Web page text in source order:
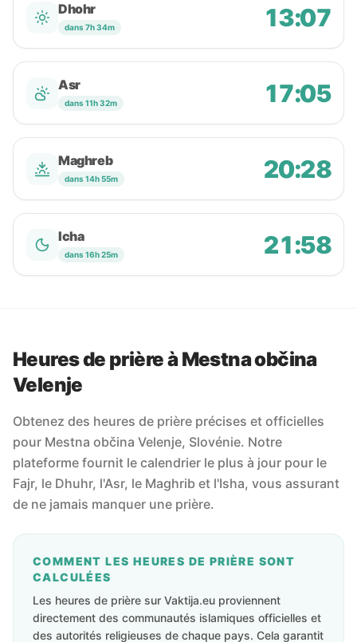
Dhohr
dans 7h 34m 13:07
Asr
dans 11h 32m 17:05
Maghreb
dans 14h 55m 20:28
Icha
dans 16h 25m 21:58
Heures de prière à Mestna občina
Velenje
Obtenez des heures de prière précises et officielles
pour Mestna občina Velenje, Slovénie. Notre
plateforme fournit le calendrier le plus à jour pour le
Fajr, le Dhuhr, l'Asr, le Maghrib et l'Isha, vous assurant
de ne jamais manquer une prière.
COMMENT LES HEURES DE PRIÈRE SONT
CALCULÉES
Les heures de prière sur Vaktija.eu proviennent
directement des communautés islamiques officielles et
des autorités religieuses de chaque pays. Cela garantit